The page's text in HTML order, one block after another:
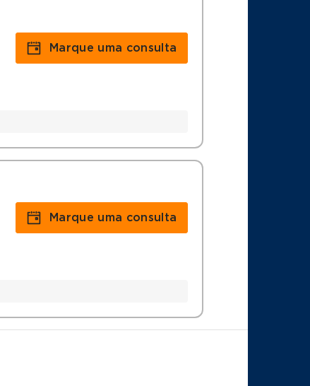
Marque uma consulta
Marque uma consulta